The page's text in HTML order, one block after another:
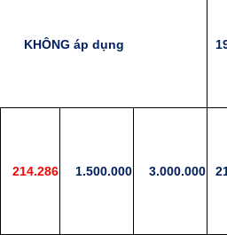
KHÔNG áp dụng
214.286 1.500.000 3.000.000